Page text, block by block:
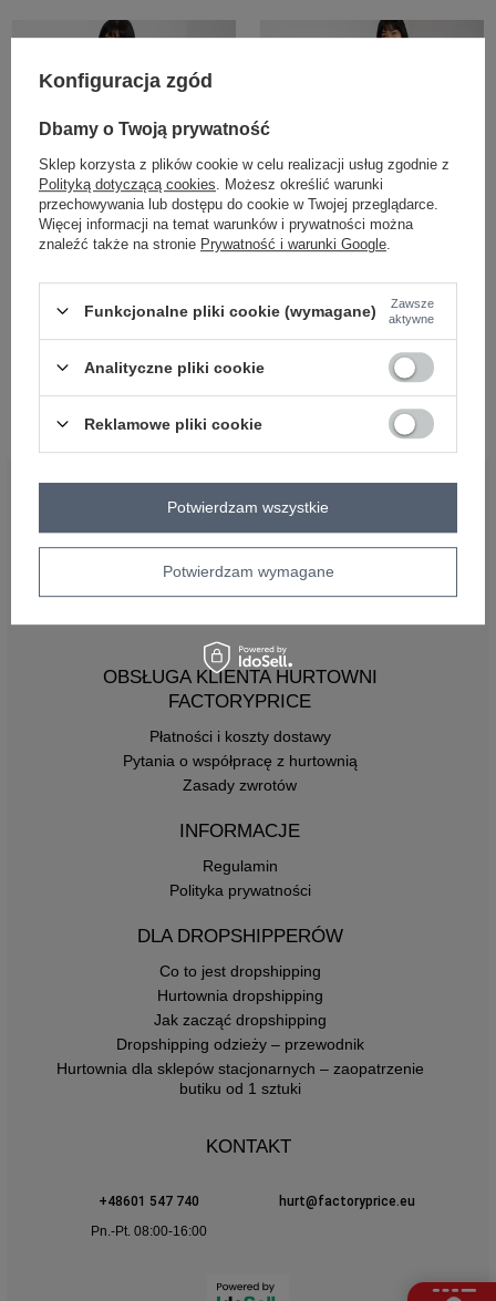
spodnie dzianinowe z rozcięciem
Zaloguj się i zobacz cenę
dzianinowe ze ściągaczem
Zaloguj się i zobacz cenę
OBSŁUGA KLIENTA HURTOWNI
FACTORYPRICE
Płatności i koszty dostawy
Pytania o współpracę z hurtownią
Zasady zwrotów
INFORMACJE
Regulamin
Polityka prywatności
DLA DROPSHIPPERÓW
Co to jest dropshipping
Hurtownia dropshipping
Jak zacząć dropshipping
Dropshipping odzieży – przewodnik
Hurtownia dla sklepów stacjonarnych – zaopatrzenie
butiku od 1 sztuki
KONTAKT
+48601 547 740
hurt@factoryprice.eu
Pn.-Pt. 08:00-16:00
Konfiguracja zgód
Dbamy o Twoją prywatność
Sklep korzysta z plików cookie w celu realizacji usług zgodnie z
Polityką dotyczącą cookies . Możesz określić warunki
przechowywania lub dostępu do cookie w Twojej przeglądarce.
Więcej informacji na temat warunków i prywatności można
znaleźć także na stronie Prywatność i warunki Google
Funkcjonalne pliki cookie (wymagane)
Zawsze
aktywne
Analityczne pliki cookie
Reklamowe pliki cookie
Potwierdzam wymagane
Potwierdzam wszystkie